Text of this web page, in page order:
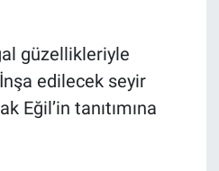
güzellikleriyle
edilecek seyir
Eğil’in tanıtımına